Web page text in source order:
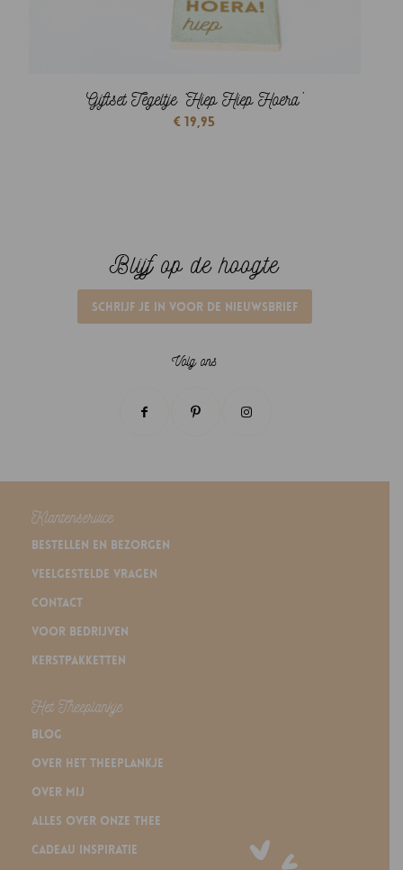
Giftset Tegeltje ‘Hiep Hiep Hoera’
€ 19,95
Blijf op de hoogte
Schrijf je in voor de nieuwsbrief
Volg ons
Klantenservice
Bestellen en bezorgen
Veelgestelde vragen
Contact
Voor bedrijven
Kerstpakketten
Het Theeplankje
Blog
Over Het Theeplankje
Over mij
Alles over onze thee
Cadeau inspiratie